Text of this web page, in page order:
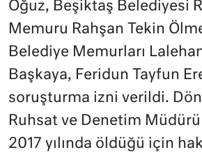
Oğuz, Beşiktaş Belediyesi
Memuru Rahşan Tekin
Belediye Memurları
Başkaya, Feridun Tayfun
soruşturma izni verildi.
Ruhsat ve Denetim
2017 yılında öldüğü için